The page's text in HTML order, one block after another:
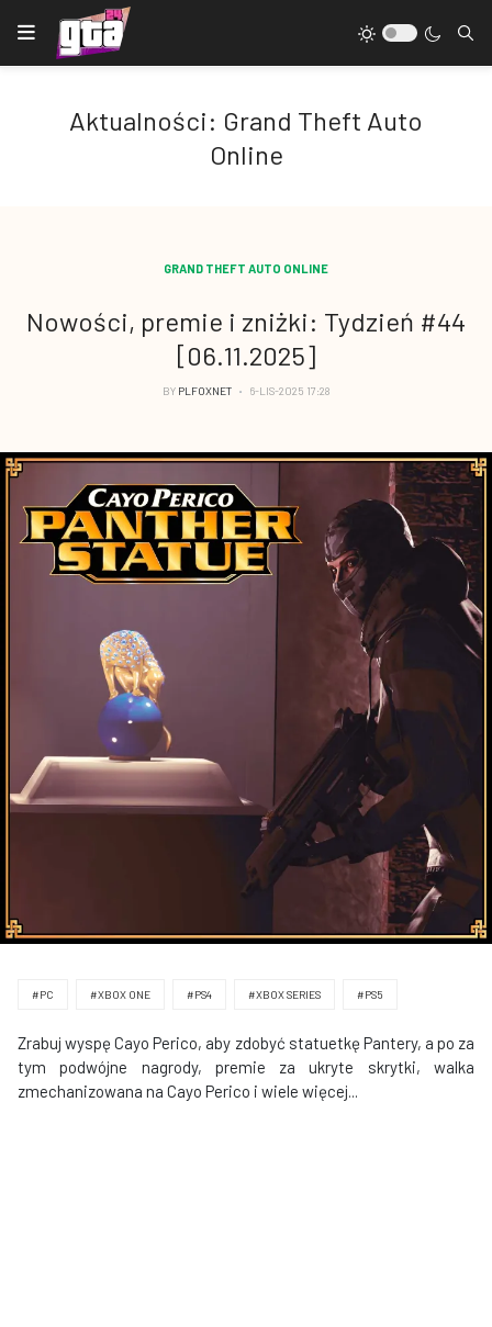
Aktualności: Grand Theft Auto
Online
GRAND THEFT AUTO ONLINE
Nowości, premie i zniżki: Tydzień #44
[06.11.2025]
BY PLFOXNET 6-LIS-2025 17:28
#PC #XBOX ONE #PS4 #XBOX SERIES #PS5
Zrabuj wyspę Cayo Perico, aby zdobyć statuetkę Pantery, a po za
tym podwójne nagrody, premie za ukryte skrytki, walka
zmechanizowana na Cayo Perico i wiele więcej...